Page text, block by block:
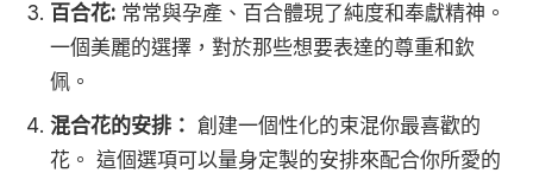
百合花:常常與孕產、百合體現了純度和奉獻精神。
一個美麗的選擇，對於那些想要表達的尊重和欽
佩。
混合花的安排： 創建一個性化的束混你最喜歡的
花。 這個選項可以量身定製的安排來配合你所愛的